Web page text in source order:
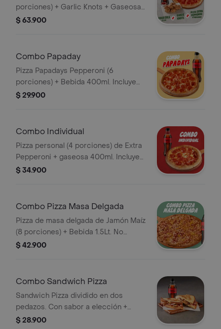
porciones) + Garlic Knots + Gaseosa
1,5L. Incluye Salsa de Ajo, Sazonador
$ 63.900
Combo Papaday
Pizza Papadays Pepperoni (6
porciones) + Bebida 400ml. Incluye
Salsa de Ajo, Sazonador Pimienta
$ 29.900
Combo Individual
Pizza personal (4 porciones) de Extra
Pepperoni + gaseosa 400ml. Incluye
Salsa de Ajo, Sazonador Pimienta
$ 34.900
Combo Pizza Masa Delgada
Pizza de masa delgada de Jamón Maíz
(8 porciones) + Bebida 1.5Lt. No
incluye salsa de ajo, llevala por $2.900
$ 42.900
Combo Sandwich Pizza
Sandwich Pizza dividido en dos
pedazos. Con sabor a elección +
Bebida 400ml. No incluye salsa de
$ 28.900